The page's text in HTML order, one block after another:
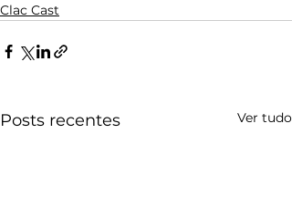
Clac Cast
Posts recentes Ver tudo